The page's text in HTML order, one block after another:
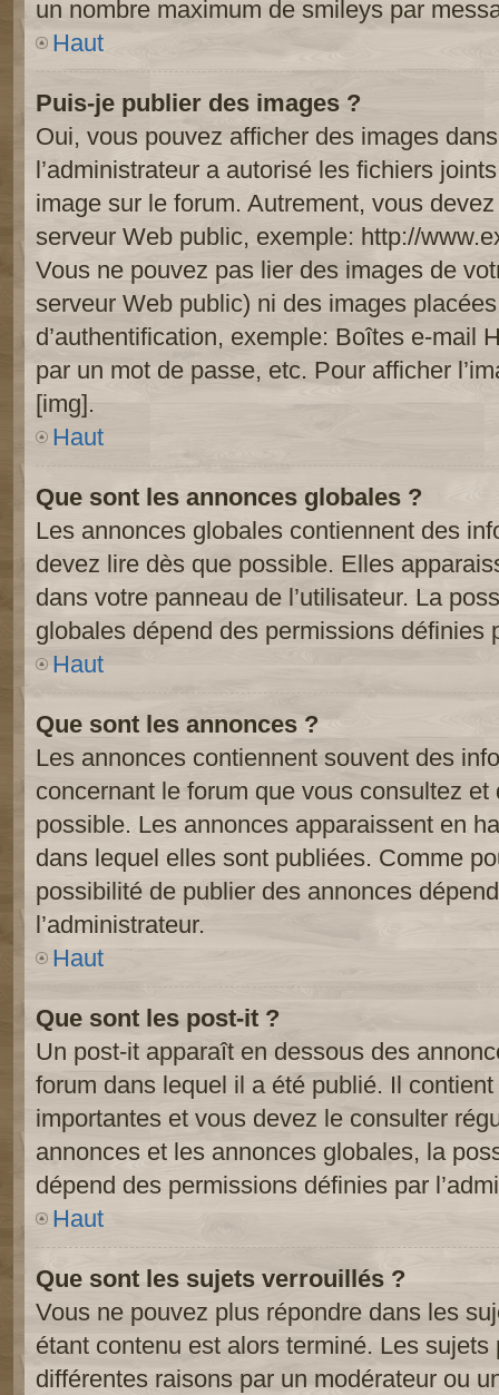
un nombre maximum de smileys par
Haut
Puis-je publier des images ?
Oui, vous pouvez afficher des images
l’administrateur a autorisé les fichiers
image sur le forum. Autrement, vous
serveur Web public, exemple: http://
Vous ne pouvez pas lier des images de
serveur Web public) ni des images
d’authentification, exemple: Boîtes e-mail
par un mot de passe, etc. Pour afficher
[img].
Haut
Que sont les annonces globales ?
Les annonces globales contiennent des
devez lire dès que possible. Elles
dans votre panneau de l’utilisateur. La
globales dépend des permissions définies
Haut
Que sont les annonces ?
Les annonces contiennent souvent des
concernant le forum que vous consultez
possible. Les annonces apparaissent en
dans lequel elles sont publiées. Comme
possibilité de publier des annonces
l’administrateur.
Haut
Que sont les post-it ?
Un post-it apparaît en dessous des
forum dans lequel il a été publié. Il
importantes et vous devez le consulter
annonces et les annonces globales, la
dépend des permissions définies par
Haut
Que sont les sujets verrouillés ?
Vous ne pouvez plus répondre dans les
étant contenu est alors terminé. Les
différentes raisons par un modérateur ou